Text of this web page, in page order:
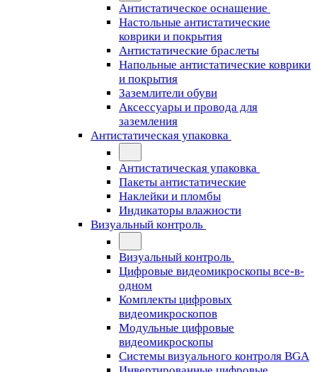
Антистатическое оснащение
Настольные антистатические
коврики и покрытия
Антистатические браслеты
Напольные антистатические коврики
и покрытия
Заземлители обуви
Аксессуары и провода для
заземления
Антистатическая упаковка
Антистатическая упаковка
Пакеты антистатические
Наклейки и пломбы
Индикаторы влажности
Визуальный контроль
Визуальный контроль
Цифровые видеомикроскопы все-в-
одном
Комплекты цифровых
видеомикроскопов
Модульные цифровые
видеомикроскопы
Cистемы визуального контроля BGA